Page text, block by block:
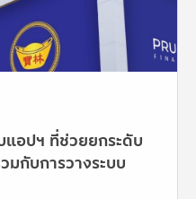
อปฯ ที่ช่วยยกระดับ
มกับการวางระบบ